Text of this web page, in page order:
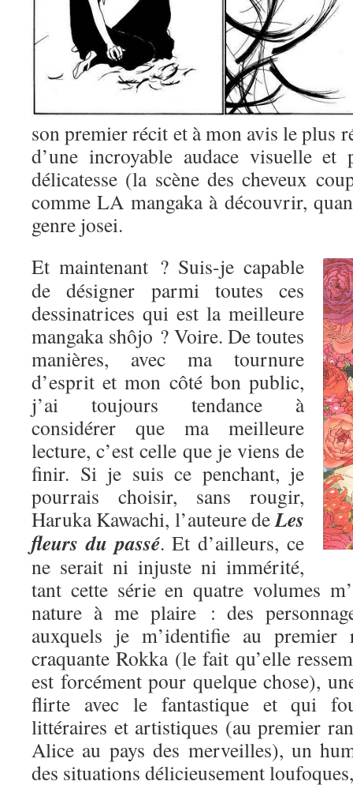
son premier récit et à mon avis le plus
d’une incroyable audace visuelle et
délicatesse (la scène des cheveux
comme LA mangaka à découvrir,
genre josei.
Et maintenant ? Suis-je capable
de désigner parmi toutes ces
dessinatrices qui est la meilleure
mangaka shôjo ? Voire. De toutes
manières, avec ma tournure
d’esprit et mon côté bon public,
j’ai toujours tendance à
considérer que ma meilleure
lecture, c’est celle que je viens de
finir. Si je suis ce penchant, je
pourrais choisir, sans rougir,
Haruka Kawachi, l’auteure deLes
fleurs du passé. Et d’ailleurs, ce
ne serait ni injuste ni immérité,
tant cette série en quatre volumes
nature à me plaire : des
auxquels je m’identifie au premier
craquante Rokka (le fait qu’elle
est forcément pour quelque chose),
flirte avec le fantastique et qui
littéraires et artistiques (au premier
Alice au pays des merveilles), un
des situations délicieusement